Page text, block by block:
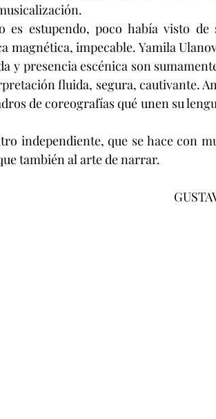
estupendo, poco había visto de
magnética, impecable. Yamila
y presencia escénica son
fluida, segura, cautivante.
de coreografías qué unen su
independiente, que se hace con
también al arte de narrar.